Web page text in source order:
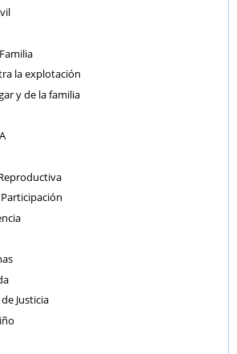
la explotación
y de la familia
Justicia